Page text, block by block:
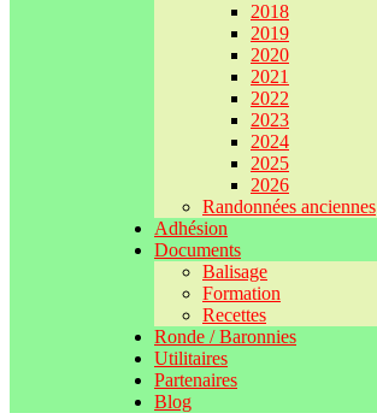
2018
2019
2020
2021
2022
2023
2024
2025
2026
Randonnées anciennes
Adhésion
Documents
Balisage
Formation
Recettes
Ronde / Baronnies
Utilitaires
Partenaires
Blog